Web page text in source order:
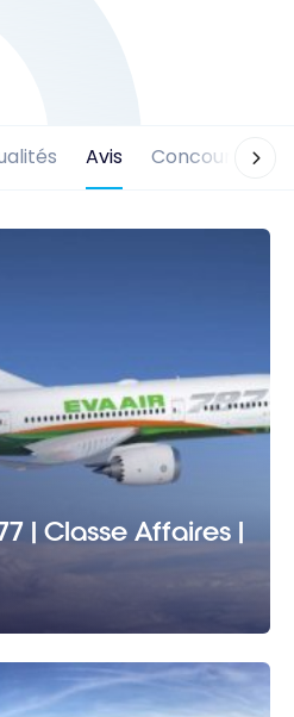
Avis Concours
| Classe Affaires |